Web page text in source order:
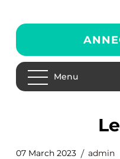
Menu
07 March 2023 admin